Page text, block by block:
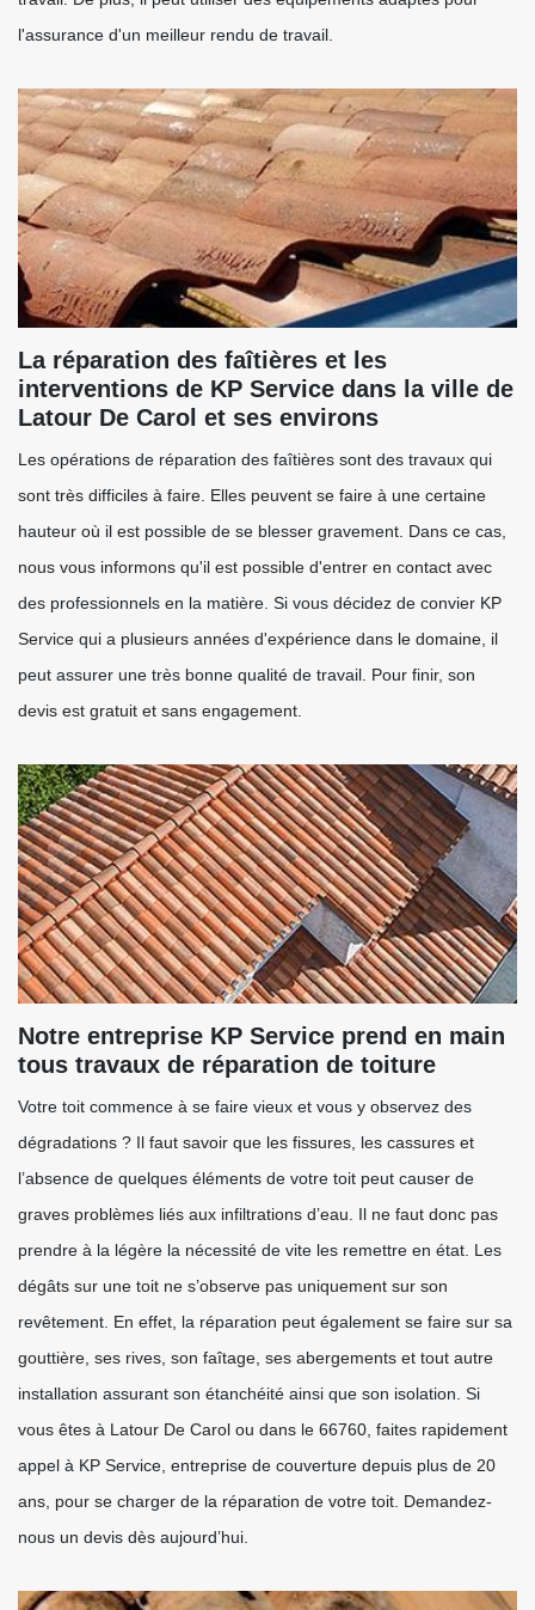
l'assurance d'un meilleur rendu de travail.
La réparation des faîtières et les
interventions de KP Service dans la ville de
Latour De Carol et ses environs
Les opérations de réparation des faîtières sont des travaux qui
sont très difficiles à faire. Elles peuvent se faire à une certaine
hauteur où il est possible de se blesser gravement. Dans ce cas,
nous vous informons qu'il est possible d'entrer en contact avec
des professionnels en la matière. Si vous décidez de convier KP
Service qui a plusieurs années d'expérience dans le domaine, il
peut assurer une très bonne qualité de travail. Pour finir, son
devis est gratuit et sans engagement.
Notre entreprise KP Service prend en main
tous travaux de réparation de toiture
Votre toit commence à se faire vieux et vous y observez des
dégradations ? Il faut savoir que les fissures, les cassures et
l’absence de quelques éléments de votre toit peut causer de
graves problèmes liés aux infiltrations d’eau. Il ne faut donc pas
prendre à la légère la nécessité de vite les remettre en état. Les
dégâts sur une toit ne s’observe pas uniquement sur son
revêtement. En effet, la réparation peut également se faire sur sa
gouttière, ses rives, son faîtage, ses abergements et tout autre
installation assurant son étanchéité ainsi que son isolation. Si
vous êtes à Latour De Carol ou dans le 66760, faites rapidement
appel à KP Service, entreprise de couverture depuis plus de 20
ans, pour se charger de la réparation de votre toit. Demandez-
nous un devis dès aujourd’hui.